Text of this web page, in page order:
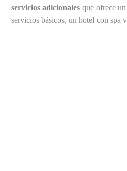
servicios adicionales que ofrece
servicios básicos, un hotel con spa